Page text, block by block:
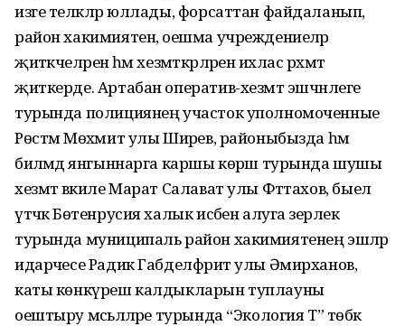
изге теләкләр юллады, форсаттан файдаланып,
район хакимиятенә, оешма учреждениеләр
җитәкчеләренә һәм хезмәткәрләренә ихлас рәхмәт
җиткерде. Артабан оператив-хезмәт эшчәнлеге
турында полициянең участок уполномоченные
Рөстәм Мөхәмит улы Ширәев, районыбызда һәм
биләмәдә янгыннарга каршы көрәш турында шушы
хезмәт вәкиле Марат Салават улы Фәттахов, быел
үтәчәк Бөтенрусия халык исәбен алуга әзерлек
турында муниципаль район хакимиятенең эшләр
идарәчесе Радик Габделфәрит улы Әмирханов,
каты көнкүреш калдыкларын туплауны
оештыру мәсьәләләре турында “Экология Т” төбәк